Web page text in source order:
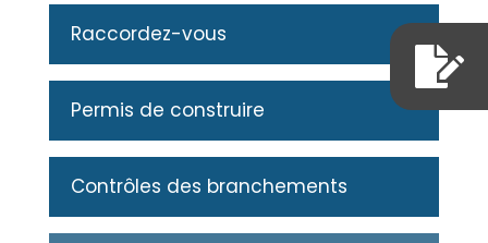
Raccordez-vous
Permis de construire
Contrôles des branchements